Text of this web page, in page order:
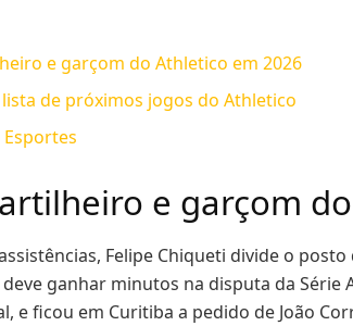
e garçom do Athletico em 2026
lista de próximos jogos do Athletico
e garçom
Felipe Chiqueti divide o
ganhar minutos na disputa da
e ficou em Curitiba a pedido de João